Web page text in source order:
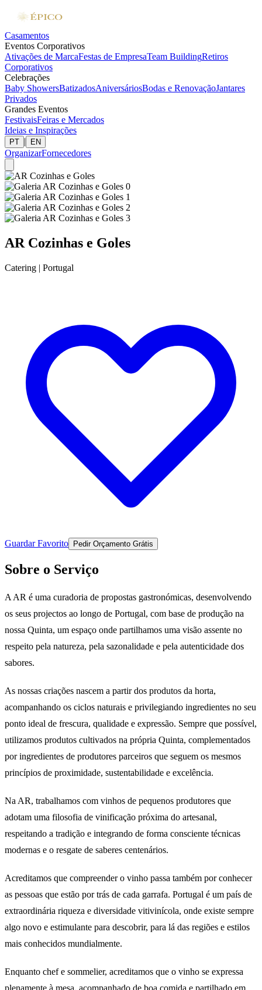
Casamentos
Eventos Corporativos
Ativações de MarcaFestas de EmpresaTeam BuildingRetiros
Corporativos
Celebrações
Baby ShowersBatizadosAniversáriosBodas e RenovaçãoJantares
Privados
Grandes Eventos
FestivaisFeiras e Mercados
Ideias e Inspirações
PT | EN
OrganizarFornecedores
AR Cozinhas e Goles
Catering | Portugal
Guardar Favorito Pedir Orçamento Grátis
Sobre o Serviço
A AR é uma curadoria de propostas gastronómicas, desenvolvendo
os seus projectos ao longo de Portugal, com base de produção na
nossa Quinta, um espaço onde partilhamos uma visão assente no
respeito pela natureza, pela sazonalidade e pela autenticidade dos
sabores.
As nossas criações nascem a partir dos produtos da horta,
acompanhando os ciclos naturais e privilegiando ingredientes no seu
ponto ideal de frescura, qualidade e expressão. Sempre que possível,
utilizamos produtos cultivados na própria Quinta, complementados
por ingredientes de produtores parceiros que seguem os mesmos
princípios de proximidade, sustentabilidade e excelência.
Na AR, trabalhamos com vinhos de pequenos produtores que
adotam uma filosofia de vinificação próxima do artesanal,
respeitando a tradição e integrando de forma consciente técnicas
modernas e o resgate de saberes centenários.
Acreditamos que compreender o vinho passa também por conhecer
as pessoas que estão por trás de cada garrafa. Portugal é um país de
extraordinária riqueza e diversidade vitivinícola, onde existe sempre
algo novo e estimulante para descobrir, para lá das regiões e estilos
mais conhecidos mundialmente.
Enquanto chef e sommelier, acreditamos que o vinho se expressa
plenamente à mesa, acompanhado de boa comida e partilhado em